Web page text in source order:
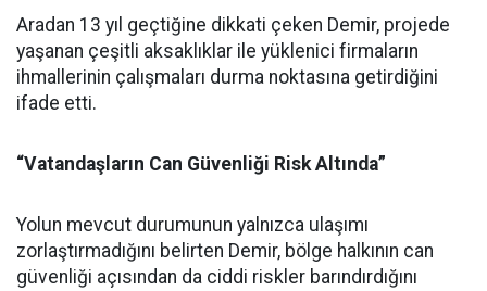
Aradan 13 yıl geçtiğine dikkati çeken Demir, projede
yaşanan çeşitli aksaklıklar ile yüklenici firmaların
ihmallerinin çalışmaları durma noktasına getirdiğini
ifade etti.
“Vatandaşların Can Güvenliği Risk Altında”
Yolun mevcut durumunun yalnızca ulaşımı
zorlaştırmadığını belirten Demir, bölge halkının can
güvenliği açısından da ciddi riskler barındırdığını